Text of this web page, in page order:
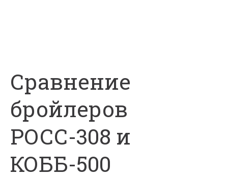
Сравнение
бройлеров
РОСС-308 и
КОББ-500